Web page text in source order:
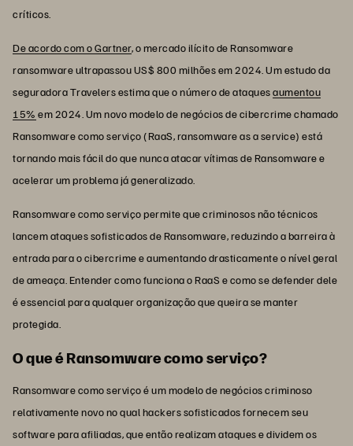
críticos.
De acordo com o Gartner, o mercado ilícito de Ransomware
ransomware ultrapassou US$ 800 milhões em 2024. Um estudo da
seguradora Travelers estima que o número de ataquesaumentou
15% em 2024. Um novo modelo de negócios de cibercrime chamado
Ransomware como serviço (RaaS, ransomware as a service) está
tornando mais fácil do que nunca atacar vítimas de Ransomware e
acelerar um problema já generalizado.
Ransomware como serviço permite que criminosos não técnicos
lancem ataques sofisticados de Ransomware, reduzindo a barreira à
entrada para o cibercrime e aumentando drasticamente o nível geral
de ameaça. Entender como funciona o RaaS e como se defender dele
é essencial para qualquer organização que queira se manter
protegida.
O que é Ransomware como serviço?
Ransomware como serviço é um modelo de negócios criminoso
relativamente novo no qual hackers sofisticados fornecem seu
software para afiliadas, que então realizam ataques e dividem os